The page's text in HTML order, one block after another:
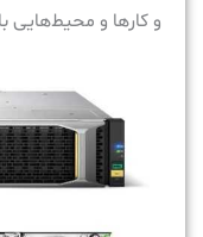
و کارها و محیط‌هایی